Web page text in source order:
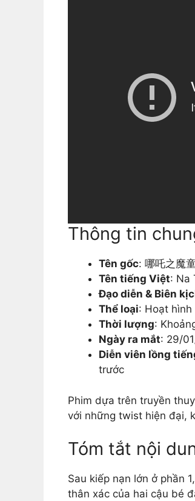
Thông tin
Tên gốc: 哪吒之魔
Tên tiếng Việt: Na
Đạo diễn & Biên
Thể loại: Hoạt
Thời lượng:
Ngày ra mắt: 29/
Diễn viên lồng
trước
Phim dựa trên truyền
với những twist hiện đại,
Tóm tắt nội
Sau kiếp nạn lớn ở phần
thân xác của hai cậu bé